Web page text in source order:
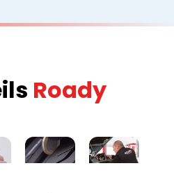
Roady